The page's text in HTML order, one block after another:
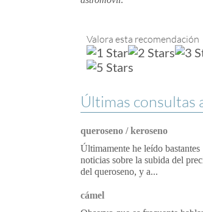
Valora esta recomendación
Últimas consultas
queroseno / keroseno
Últimamente he leído bastantes
noticias sobre la subida del
del queroseno, y a...
cámel